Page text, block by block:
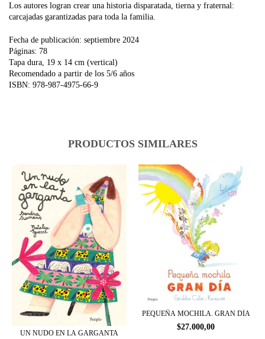
Los autores logran crear una historia disparatada, tierna y fraternal:
carcajadas garantizadas para toda la familia.
Fecha de publicación: septiembre 2024
Páginas: 78
Tapa dura, 19 x 14 cm (vertical)
Recomendado a partir de los 5/6 años
ISBN: 978-987-4975-66-9
PRODUCTOS SIMILARES
UN NUDO EN LA GARGANTA
PEQUEÑA MOCHILA. GRAN DÍA
$27.000,00